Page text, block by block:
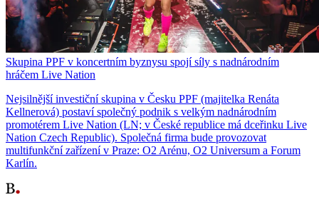
Skupina PPF v koncertním byznysu spojí síly s nadnárodním
hráčem Live Nation
Nejsilnější investiční skupina v Česku PPF (majitelka Renáta
Kellnerová) postaví společný podnik s velkým nadnárodním
promotérem Live Nation (LN; v České republice má dceřinku Live
Nation Czech Republic). Společná firma bude provozovat
multifunkční zařízení v Praze: O2 Arénu, O2 Universum a Forum
Karlín.